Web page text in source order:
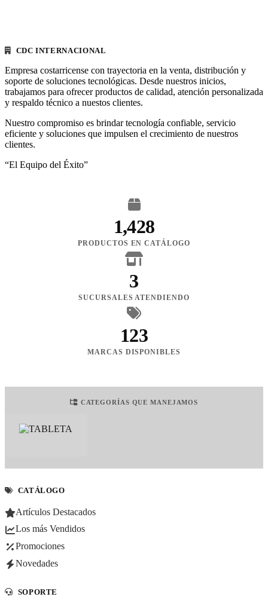
CDC INTERNACIONAL
Empresa costarricense con trayectoria en la venta, distribución y
soporte de soluciones tecnológicas. Desde nuestros inicios,
trabajamos para ofrecer productos de calidad, atención personalizada
y respaldo técnico a nuestos clientes.
Nuestro compromiso es brindar tecnología confiable, servicio
eficiente y soluciones que impulsen el crecimiento de nuestros
clientes.
“El Equipo del Éxito”
1,428
PRODUCTOS EN CATÁLOGO
3
SUCURSALES ATENDIENDO
123
MARCAS DISPONIBLES
CATEGORÍAS QUE MANEJAMOS
CATÁLOGO
Artículos Destacados
Los más Vendidos
Promociones
Novedades
SOPORTE